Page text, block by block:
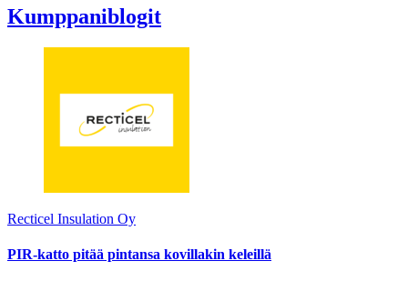
Kumppaniblogit
Recticel Insulation Oy
PIR-katto pitää pintansa kovillakin keleillä